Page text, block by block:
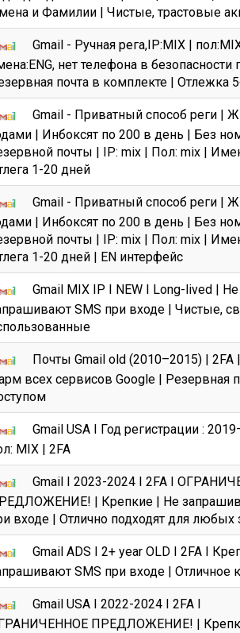
и Фамилии | Чистые, трастовые
Gmail - Ручная рега,IP:MIX |
нет телефона в безопасности
почта в комплекте | Отлежка
Gmail - Приватный способ реги |
| Инбоксят по 200 в день | Без
почты | IP: mix | Пол: mix |
1-20 дней
Gmail - Приватный способ реги |
| Инбоксят по 200 в день | Без
почты | IP: mix | Пол: mix |
1-20 дней | EN интерфейс
Gmail MIX IP I NEW I Long-lived | Не
SMS при входе | Чистые,
Почты Gmail old (2010–2015) |
всех сервисов Google | Резервная
Gmail USA I Год регистрации :
MIX | 2FA
Gmail I 2023-2024 I 2FA I
| Крепкие | Не
входе | Отлично подходят для любых
Gmail ADS I 2+ year OLD I 2FA I
SMS при входе | Отличное
Gmail USA I 2022-2024 I 2FA I
ПРЕДЛОЖЕНИЕ! |
Всего позиций в корзине
Всего товара в корзине
Сумма к оплате (без скидок)